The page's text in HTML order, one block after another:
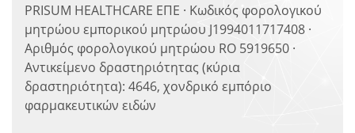
PRISUM HEALTHCARE ΕΠΕ · Κωδικός φορολογικού
μητρώου εμπορικού μητρώου J1994011717408 ·
Αριθμός φορολογικού μητρώου RO 5919650 ·
Αντικείμενο δραστηριότητας (κύρια
δραστηριότητα): 4646, χονδρικό εμπόριο
φαρμακευτικών ειδών